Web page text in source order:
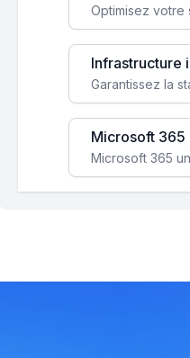
Infrastructure
Microsoft 365